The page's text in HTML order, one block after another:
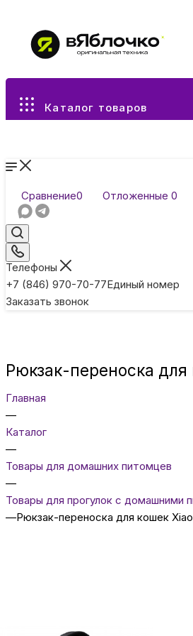
Каталог товаров
Сравнение0 Отложенные 0
Телефоны
+7 (846) 970-70-77Единый номер
Заказать звонок
Все разделы каталога
Рюкзак-переноска для
Главная
—
Каталог
—
Товары для домашних питомцев
—
Товары для прогулок с домашними
—Рюкзак-переноска для кошек